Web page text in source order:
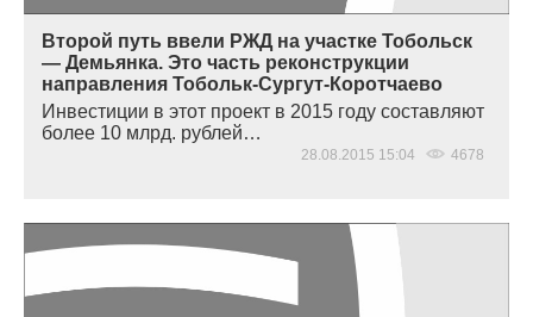
Второй путь ввели РЖД на участке Тобольск
— Демьянка. Это часть реконструкции
направления Тобольк-Сургут-Коротчаево
Инвестиции в этот проект в 2015 году составляют
более 10 млрд. рублей…
28.08.2015 15:04 4678